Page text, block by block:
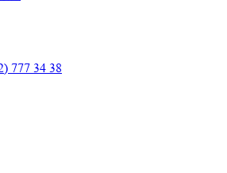
777 34 38